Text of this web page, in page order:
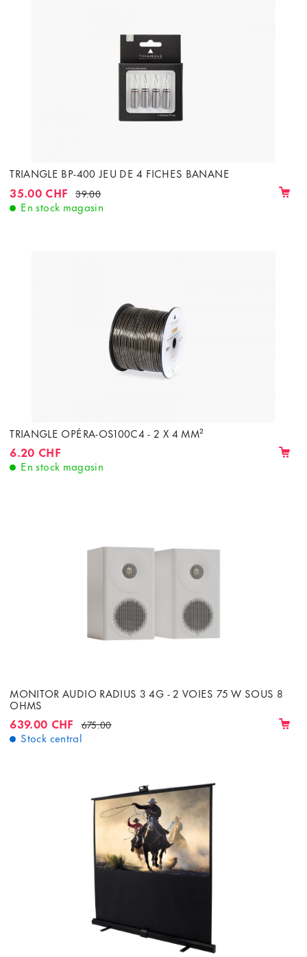
TRIANGLE BP-400 JEU DE 4 FICHES BANANE
35.00 CHF 39.00
En stock magasin
TRIANGLE OPÉRA-OS100C4 - 2 X 4 MM²
6.20 CHF
En stock magasin
MONITOR AUDIO RADIUS 3 4G - 2 VOIES 75 W SOUS 8
OHMS
639.00 CHF 675.00
Stock central